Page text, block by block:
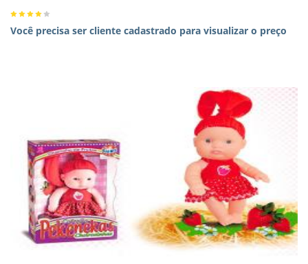
Você precisa ser cliente cadastrado para visualizar o preço